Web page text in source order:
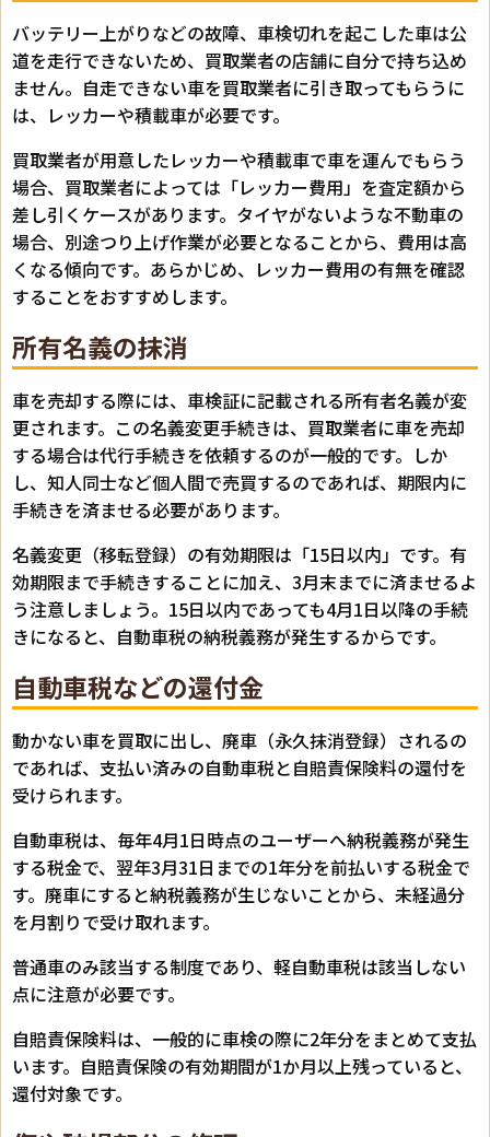
バッテリー上がりなどの故障、車検切れを起こした車は公
道を走行できないため、買取業者の店舗に自分で持ち込め
ません。自走できない車を買取業者に引き取ってもらうに
は、レッカーや積載車が必要です。
買取業者が用意したレッカーや積載車で車を運んでもらう
場合、買取業者によっては「レッカー費用」を査定額から
差し引くケースがあります。タイヤがないような不動車の
場合、別途つり上げ作業が必要となることから、費用は高
くなる傾向です。あらかじめ、レッカー費用の有無を確認
することをおすすめします。
所有名義の抹消
車を売却する際には、車検証に記載される所有者名義が変
更されます。この名義変更手続きは、買取業者に車を売却
する場合は代行手続きを依頼するのが一般的です。しか
し、知人同士など個人間で売買するのであれば、期限内に
手続きを済ませる必要があります。
名義変更（移転登録）の有効期限は「15日以内」です。有
効期限まで手続きすることに加え、3月末までに済ませるよ
う注意しましょう。15日以内であっても4月1日以降の手続
きになると、自動車税の納税義務が発生するからです。
自動車税などの還付金
動かない車を買取に出し、廃車（永久抹消登録）されるの
であれば、支払い済みの自動車税と自賠責保険料の還付を
受けられます。
自動車税は、毎年4月1日時点のユーザーへ納税義務が発生
する税金で、翌年3月31日までの1年分を前払いする税金で
す。廃車にすると納税義務が生じないことから、未経過分
を月割りで受け取れます。
普通車のみ該当する制度であり、軽自動車税は該当しない
点に注意が必要です。
自賠責保険料は、一般的に車検の際に2年分をまとめて支払
います。自賠責保険の有効期間が1か月以上残っていると、
還付対象です。